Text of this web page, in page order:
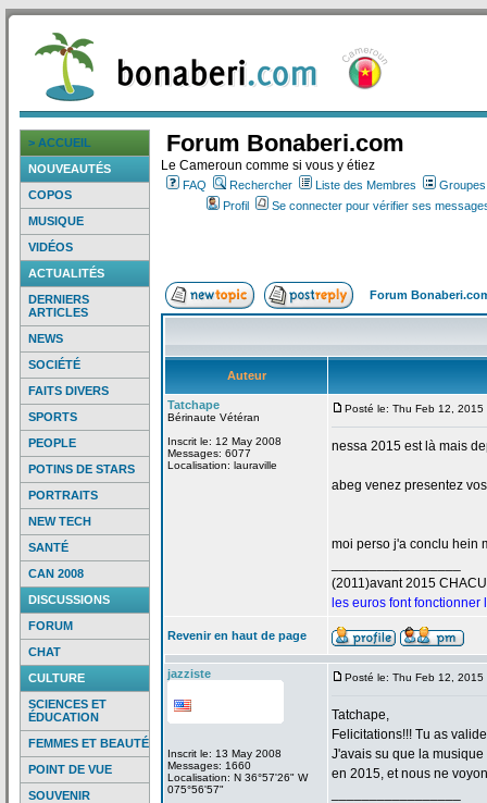
> ACCUEIL
NOUVEAUTÉS
COPOS
MUSIQUE
VIDÉOS
ACTUALITÉS
DERNIERS
ARTICLES
NEWS
SOCIÉTÉ
FAITS DIVERS
SPORTS
PEOPLE
POTINS DE STARS
PORTRAITS
NEW TECH
SANTÉ
CAN 2008
DISCUSSIONS
FORUM
CHAT
CULTURE
SCIENCES ET
ÉDUCATION
FEMMES ET BEAUTÉ
POINT DE VUE
SOUVENIR
Forum Bonaberi.com
Le Cameroun comme si vous y étiez
FAQ Rechercher Liste des Membres
Profil
Se connecter pour vérifier ses
Forum
Auteur
Tatchape
Bérinaute Vétéran
Inscrit le: 12 May 2008
Messages: 6077
Localisation: lauraville
Posté le: Thu Feb 12, 2015
nessa 2015 est là mais
abeg venez presentez
moi perso j'a conclu hein
(2011)avant 2015
les euros font fonctionner
Revenir en haut de page
jazziste
Inscrit le: 13 May 2008
Messages: 1660
Localisation: N 36°57'26" W
075°56'57"
Posté le: Thu Feb 12, 2015
Tatchape,
Felicitations!!! Tu as
J'avais su que la musique
en 2015, et nous ne